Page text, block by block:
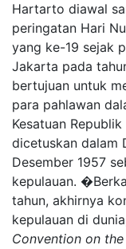
Hartarto diawal
peringatan Hari
yang ke-19 sejak
Jakarta pada
bertujuan untuk
para pahlawan
Kesatuan
dicetuskan dalam
Desember 1957
kepulauan.
tahun, akhirnya
kepulauan di
Convention on